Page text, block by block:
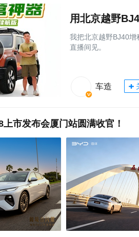
用北京越野
我把北京越野BJ40
直播间见。
车造
市发布会厦门站圆满收官！